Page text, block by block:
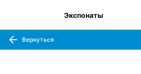
Экспонаты
Вернуться